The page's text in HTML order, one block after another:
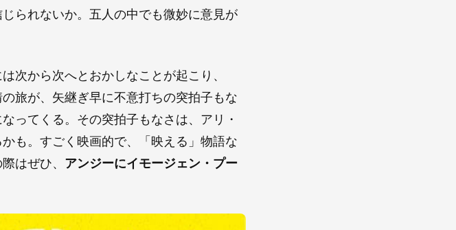
られないか。五人の中でも微妙に意見が
次から次へとおかしなことが起こり、
旅が、矢継ぎ早に不意打ちの突拍子もな
ってくる。その突拍子もなさは、アリ・
も。すごく映画的で、「映える」物語な
はぜひ、 アンジーにイモージェン・プー